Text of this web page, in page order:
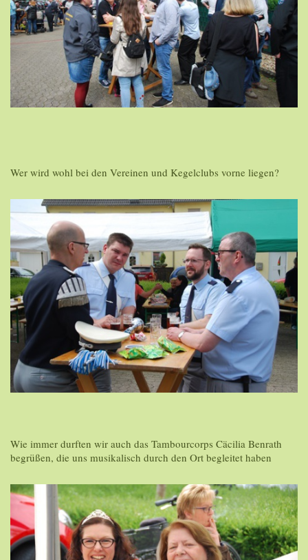
Wer wird wohl bei den Vereinen und Kegelclubs vorne liegen?
Wie immer durften wir auch das Tambourcorps Cäcilia Benrath
begrüßen, die uns musikalisch durch den Ort begleitet haben